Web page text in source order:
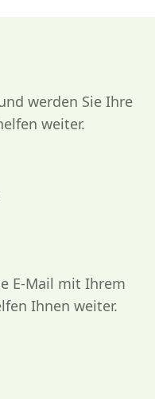
werden Sie Ihre
weiter.
E-Mail mit Ihrem
Ihnen weiter.